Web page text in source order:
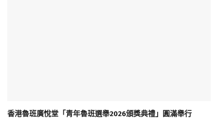
香港魯班廣悅堂「青年魯班選舉2026頒獎典禮」圓滿舉行